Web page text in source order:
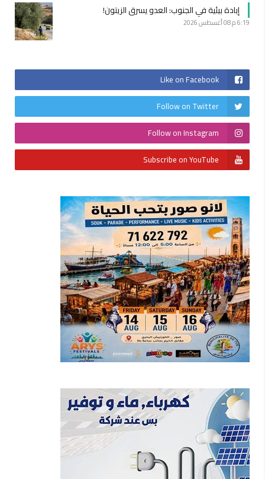
إبادة بيئية في الجنوب: العدو يسرق الزيتون!
6:19 م 08 أغسطس 2026
Like on Facebook
Follow on Twitter
Follow on Instagram
Subscribe on YouTube